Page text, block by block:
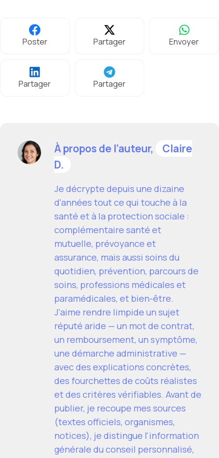
Poster Partager Envoyer
Partager Partager
À propos de l’auteur,
Claire
D.
Je décrypte depuis une dizaine
d'années tout ce qui touche à la
santé et à la protection sociale :
complémentaire santé et
mutuelle, prévoyance et
assurance, mais aussi soins du
quotidien, prévention, parcours de
soins, professions médicales et
paramédicales, et bien-être.
J'aime rendre limpide un sujet
réputé aride — un mot de contrat,
un remboursement, un symptôme,
une démarche administrative —
avec des explications concrètes,
des fourchettes de coûts réalistes
et des critères vérifiables. Avant de
publier, je recoupe mes sources
(textes officiels, organismes,
notices), je distingue l'information
générale du conseil personnalisé,